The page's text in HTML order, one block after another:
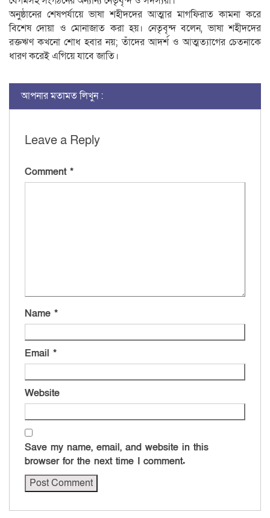
অনুষ্ঠানের শেষপর্যায়ে ভাষা শহীদদের আত্মার মাগফিরাত কামনা করে
বিশেষ দোয়া ও মোনাজাত করা হয়। নেতৃবৃন্দ বলেন, ভাষা শহীদদের
রক্তঋণ কখনো শোধ হবার নয়; তাঁদের আদর্শ ও আত্মত্যাগের চেতনাকে
ধারণ করেই এগিয়ে যাবে জাতি।
আপনার মতামত লিখুন :
Leave a Reply
Comment *
Name *
Email *
Website
Save my name, email, and website in this
browser for the next time I comment.